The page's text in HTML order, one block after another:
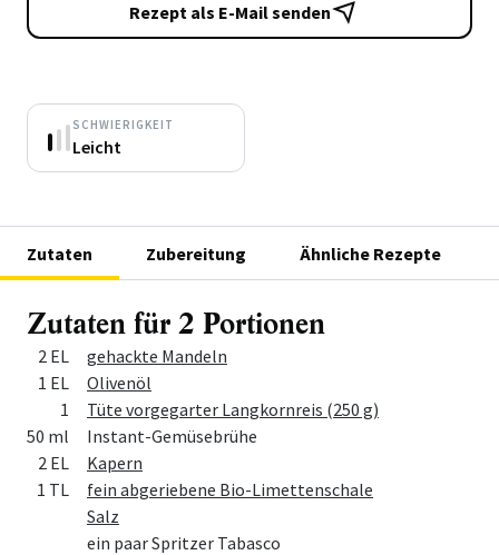
Rezept als E-Mail senden
SCHWIERIGKEIT
Leicht
Zutaten Zubereitung Ähnliche Rezepte
Zutaten für 2 Portionen
Menge Zutat
2 EL
gehackte Mandeln
1 EL
Olivenöl
1
Tüte vorgegarter Langkornreis (250 g)
50 ml
Instant-Gemüsebrühe
2 EL
Kapern
1 TL
fein abgeriebene Bio-Limettenschale
Salz
ein paar Spritzer Tabasco